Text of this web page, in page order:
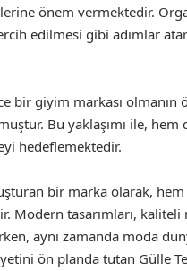
önem vermektedir.
edilmesi gibi adımlar
bir giyim markası
Bu yaklaşımı ile,
hedeflemektedir.
bir marka olarak,
Modern tasarımları,
aynı zamanda moda
ön planda tutan Gülle